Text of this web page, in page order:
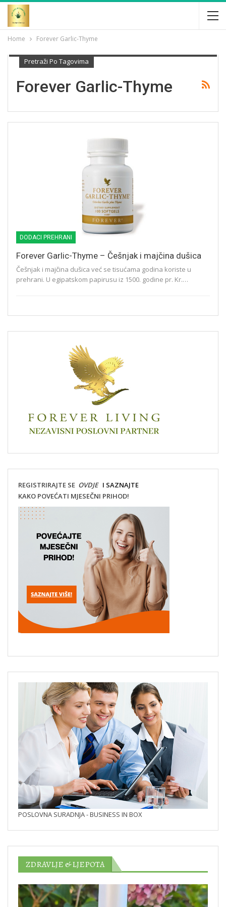
Home Forever Garlic-Thyme
Pretraži Po Tagovima
Forever Garlic-Thyme
DODACI PREHRANI
Forever Garlic-Thyme – Češnjak i majčina dušica
Češnjak i majčina dušica već se tisućama godina koriste u
prehrani. U egipatskom papirusu iz 1500. godine pr. Kr.…
REGISTRIRAJTE SE OVDJEI SAZNAJTE
KAKO POVEĆATI MJESEČNI PRIHOD!
POSLOVNA SURADNJA - BUSINESS IN BOX
ZDRAVLJE & LJEPOTA